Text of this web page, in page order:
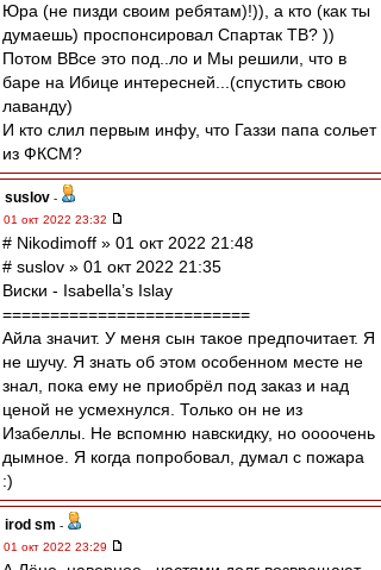
Юра (не пизди своим ребятам)!)), а кто (как ты
думаешь) проспонсировал Спартак ТВ? ))
Потом ВВсе это под..ло и Мы решили, что в
баре на Ибице интересней...(спустить свою
лаванду)
И кто слил первым инфу, что Газзи папа сольет
из ФКСМ?
suslov -
01 окт 2022 23:32
# Nikodimoff » 01 окт 2022 21:48
# suslov » 01 окт 2022 21:35
Виски - Isabella’s Islay
==========================
Айла значит. У меня сын такое предпочитает. Я
не шучу. Я знать об этом особенном месте не
знал, пока ему не приобрёл под заказ и над
ценой не усмехнулся. Только он не из
Изабеллы. Не вспомню навскидку, но оооочень
дымное. Я когда попробовал, думал с пожара
:)
irod sm -
01 окт 2022 23:29